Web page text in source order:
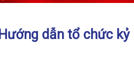
Hướng dẫn tổ chức